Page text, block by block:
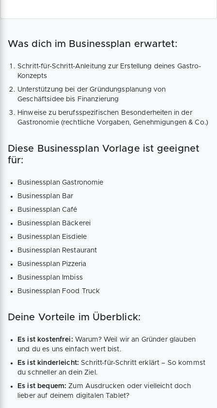
Was dich im Businessplan erwartet:
Schritt-für-Schritt-Anleitung zur Erstellung deines Gastro-
Konzepts
Unterstützung bei der Gründungsplanung von
Geschäftsidee bis Finanzierung
Hinweise zu berufsspezifischen Besonderheiten in der
Gastronomie (rechtliche Vorgaben, Genehmigungen & Co.)
Diese Businessplan Vorlage ist geeignet
für:
Businessplan Gastronomie
Businessplan Bar
Businessplan Café
Businessplan Bäckerei
Businessplan Eisdiele
Businessplan Restaurant
Businessplan Pizzeria
Businessplan Imbiss
Businessplan Food Truck
Deine Vorteile im Überblick:
Es ist kostenfrei: Warum? Weil wir an Gründer glauben
und du es uns einfach wert bist.
Es ist kinderleicht:Schritt-für-Schritt erklärt – So kommst
du schneller an dein Ziel.
Es ist bequem: Zum Ausdrucken oder vielleicht doch
lieber auf deinem digitalen Tablet?